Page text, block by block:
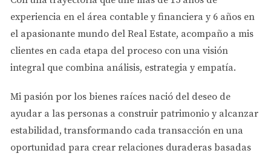
El banco evaluará que el flujo de renta sea suficiente
para cubrir los pagos del préstamo y otros gastos
operativos.
¿Quieres recibir una lista actualizada de
propiedades calificadas para préstamos DSCR?
Escríbenos por WhatsApp y te ayudamos a
comenzar tu inversión.
experiencia en el área contable y financiera y 6 años en
el apasionante mundo del Real Estate, acompaño a mis
clientes en cada etapa del proceso con una visión
integral que combina análisis, estrategia y empatía.
Mi pasión por los bienes raíces nació del deseo de
ayudar a las personas a construir patrimonio y alcanzar
estabilidad, transformando cada transacción en una
oportunidad para crear relaciones duraderas basadas